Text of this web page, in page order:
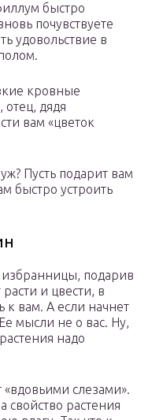
быстро
почувствуете
удовольствие в
кровные
дядя
вам «цветок
Пусть подарит вам
быстро устроить
подарив
и цвести, в
к вам. А если начнет
мысли не о вас. Ну,
надо
слезами».
свойство растения